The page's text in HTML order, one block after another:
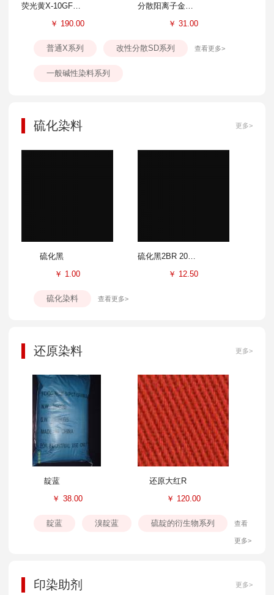
荧光黄X-10GFF 300%
￥ 190.00
分散阳离子金黄SD-GL 100%
￥ 31.00
普通X系列 改性分散SD系列
一般碱性染料系列
查看更多>
硫化染料 更多>
硫化黑
￥ 1.00
硫化黑2BR 200%
￥ 12.50
硫化染料 查看更多>
还原染料 更多>
靛蓝
￥ 38.00
还原大红R
￥ 120.00
靛蓝 溴靛蓝 硫靛的衍生物系列 查看
更多>
印染助剂 更多>